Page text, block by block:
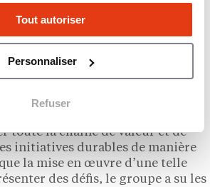
Tout autoriser
Personnaliser
Refuser
des entreprises (RSE). À travers
mène de nombreuses actions
visuelle, telles que les Journées
de la Vue, démontrant ainsi un
En tant que leader du
pratiques plus responsables. Sa
fois fabricant et distributeur, lui
toute la chaîne de valeur et de
initiatives durables de manière
la mise en œuvre d’une telle
des défis, le groupe a su les